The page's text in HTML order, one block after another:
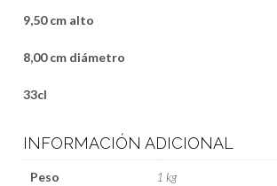
9,50 cm alto
8,00 cm diámetro
33cl
INFORMACIÓN ADICIONAL
Peso 1 kg